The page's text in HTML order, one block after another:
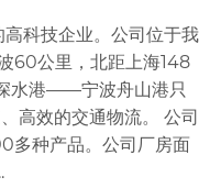
科技企业。公司位于我
60公里，北距上海148
水港——宁波舟山港只
高效的交通物流。 公司
多种产品。公司厂房面